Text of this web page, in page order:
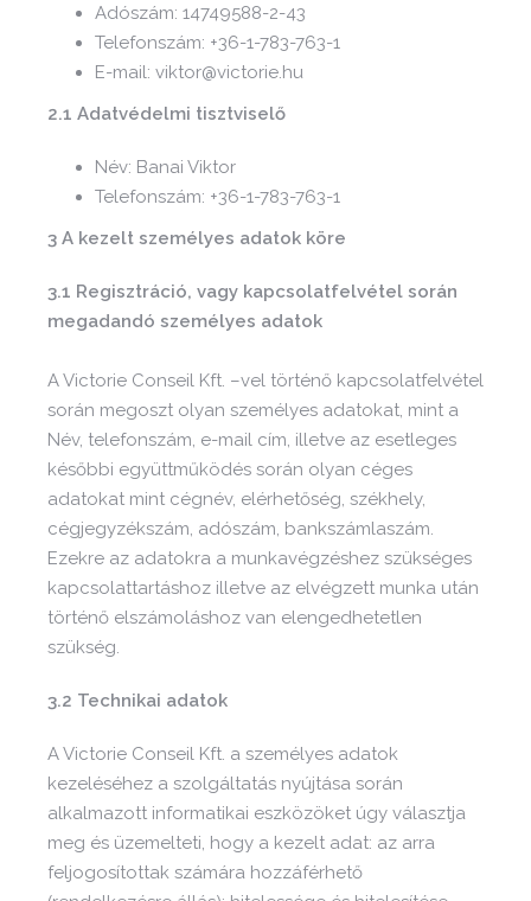
Adószám: 14749588-2-43
Telefonszám: +36-1-783-763-1
E-mail: viktor@victorie.hu
2.1 Adatvédelmi tisztviselő
Név: Banai Viktor
Telefonszám: +36-1-783-763-1
3 A kezelt személyes adatok köre
3.1 Regisztráció, vagy kapcsolatfelvétel során
megadandó személyes adatok
A Victorie Conseil Kft. –vel történő kapcsolatfelvétel
során megoszt olyan személyes adatokat, mint a
Név, telefonszám, e-mail cím, illetve az esetleges
későbbi együttműködés során olyan céges
adatokat mint cégnév, elérhetőség, székhely,
cégjegyzékszám, adószám, bankszámlaszám.
Ezekre az adatokra a munkavégzéshez szükséges
kapcsolattartáshoz illetve az elvégzett munka után
történő elszámoláshoz van elengedhetetlen
szükség.
3.2 Technikai adatok
A Victorie Conseil Kft. a személyes adatok
kezeléséhez a szolgáltatás nyújtása során
alkalmazott informatikai eszközöket úgy választja
meg és üzemelteti, hogy a kezelt adat: az arra
feljogosítottak számára hozzáférhető